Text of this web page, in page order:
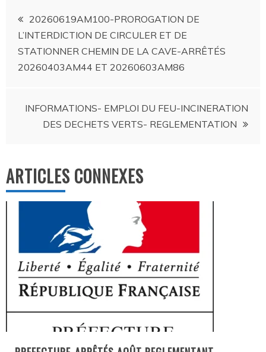
Navigation
de
l’article
20260619AM100-PROROGATION DE
L’INTERDICTION DE CIRCULER ET DE
STATIONNER CHEMIN DE LA CAVE-ARRÊTÉS
20260403AM44 ET 20260603AM86
INFORMATIONS- EMPLOI DU FEU-INCINERATION
DES DECHETS VERTS- REGLEMENTATION
ARTICLES CONNEXES